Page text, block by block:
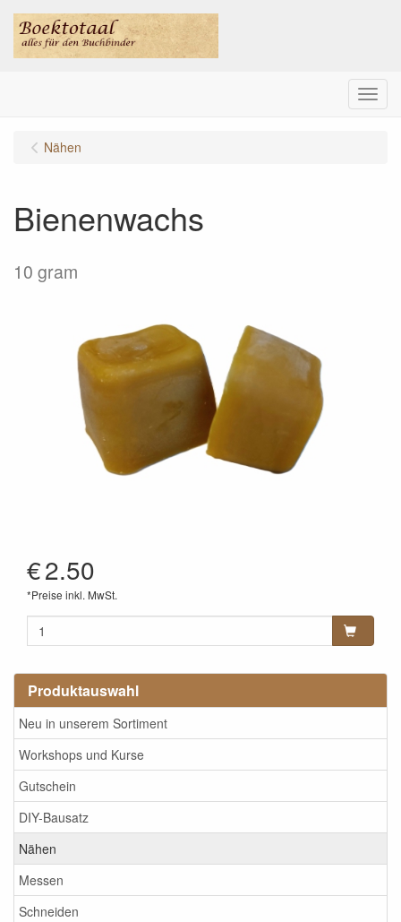
Menu
Produktauswahl
Neu in unserem Sortiment
Workshops und Kurse
Gutschein
DIY-Bausatz
Nähen
Messen
Schneiden
Nähen
Bienenwachs
10 gram
€2.50
*Preise inkl. MwSt.